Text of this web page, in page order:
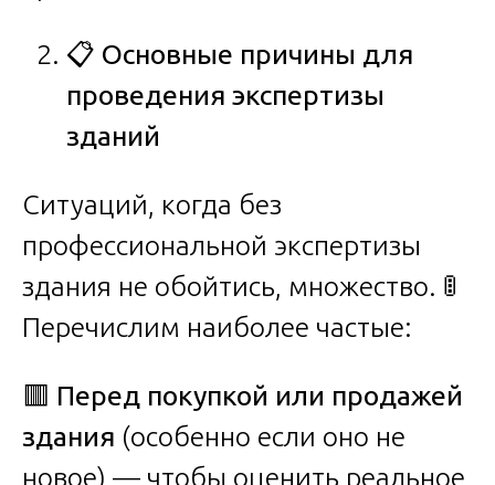
📋 Основные причины для
проведения экспертизы
зданий
Ситуаций, когда без
профессиональной экспертизы
здания не обойтись, множество. 🚦
Перечислим наиболее частые:
🟥 Перед покупкой или продажей
здания (особенно если оно не
новое) — чтобы оценить реальное